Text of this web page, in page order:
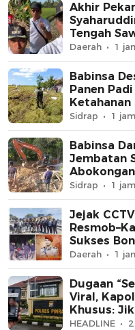
Akhir
Tengah
Sidrap
Daerah 1
Babinsa
Panen
Ketahanan
Sidrap 1
Babinsa
Jembatan
Abokongan
Sidrap 1
Jejak
Sukses
di
Daerah 1
Dugaan
Viral,
Khusus:
HEADLINE